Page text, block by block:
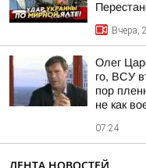
Вчера,
Олег
го, ВСУ
пор
не как
07:24